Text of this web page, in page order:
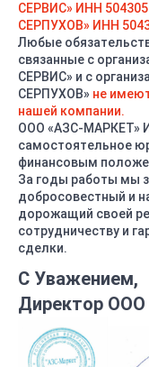
Характеристики
Тип — Эталонный 2-
СЕРВИС» ИНН
СЕРПУХОВ» ИНН
Любые
связанные с
СЕРВИС» и с
СЕРПУХОВ» не
нашей компании.
ООО «АЗС-МАРКЕТ»
самостоятельное
финансовым
За годы работы мы
добросовестный и
дорожащий своей
сотрудничеству и
сделки.
С Уважением,
Директор